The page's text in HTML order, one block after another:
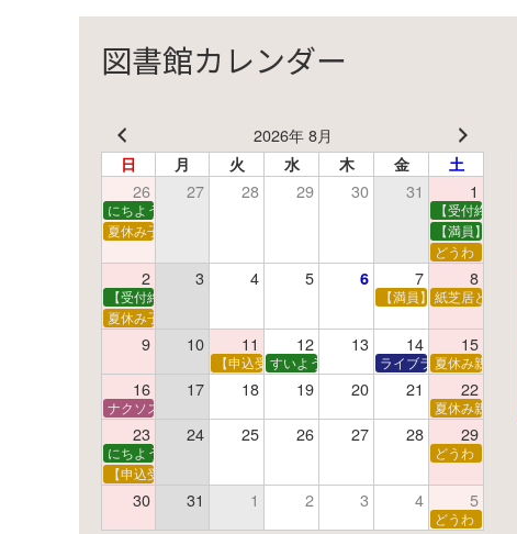
図書館カレンダー
2026年 8月
日 月 火 水 木 金 土
26 27 28 29 30 31 1
にちようえほん
【受付終了
夏休み子ども映画会
【満員】夏
どうわ
2 3 4 5 6 7 8
【受付終了】親子で挑戦！調べ学習ワークショップ【満員】夏休み科学あ
紙芝居と折り紙
夏休み子ども平和映画会
9 10 11 12 13 14 15
【申込受付中】夏休みおはなし工作会
すいようえほん ライブラリーシアター
夏休み親子で
16 17 18 19 20 21 22
ナクソス音楽会 第5回 NHK交響楽団創立100年 夏休み親子で
23 24 25 26 27 28 29
にちようえほん
どうわ
【申込受付中】ゆうべのこわ～いおはなし会
30 31 1 2 3 4 5
どうわ